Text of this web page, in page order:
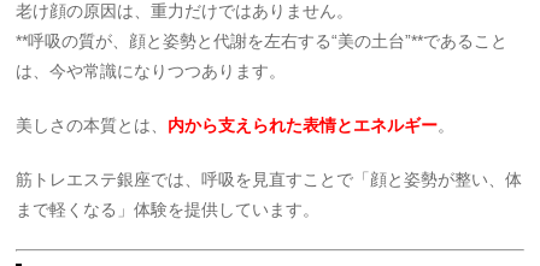
老け顔の原因は、重力だけではありません。
**呼吸の質が、顔と姿勢と代謝を左右する“美の土台”**であること
は、今や常識になりつつあります。
美しさの本質とは、 内から支えられた表情とエネルギー。
筋トレエステ銀座では、呼吸を見直すことで「顔と姿勢が整い、体
まで軽くなる」体験を提供しています。